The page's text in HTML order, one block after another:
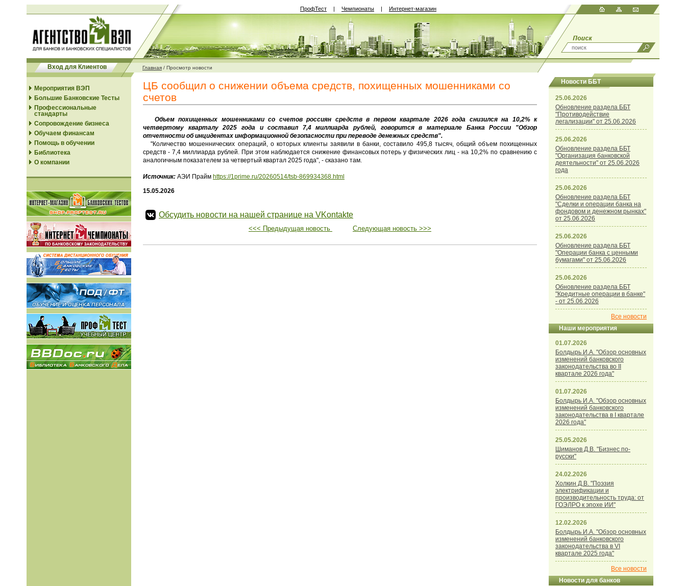
ПрофТест | Чемпионаты | Интернет-магазин
Вход для Клиентов Главная / Просмотр новости
Мероприятия ВЭП
Большие Банковские Тесты
Профессиональные
стандарты
Сопровождение бизнеса
Обучаем финансам
Помощь в обучении
Библиотека
О компании
ЦБ сообщил о снижении объема средств, похищенных мошенниками со
счетов
Объем похищенных мошенниками со счетов россиян средств в первом квартале 2026 года снизился на 10,2% к
четвертому кварталу 2025 года и составил 7,4 миллиарда рублей, говорится в материале Банка России "Обзор
отчетности об инцидентах информационной безопасности при переводе денежных средств".
"Количество мошеннических операций, о которых клиенты заявили в банки, составило 495,8 тысяч, общий объем похищенных
средств - 7,4 миллиарда рублей. При этом наблюдается снижение финансовых потерь у физических лиц - на 10,2% по сравнению с
аналогичным показателем за четвертый квартал 2025 года", - сказано там.
Источник: АЭИ Прайм https://1prime.ru/20260514/tsb-869934368.html
15.05.2026
Обсудить новости на нашей странице на VKontakte
<<< Предыдущая новость Следующая новость >>>
Новости ББТ
25.06.2026
Обновление раздела ББТ
"Противодействие
легализации" от 25.06.2026
25.06.2026
Обновление раздела ББТ
"Организация банковской
деятельности" от 25.06.2026
года
25.06.2026
Обновление раздела ББТ
"Сделки и операции банка на
фондовом и денежном рынках"
от 25.06.2026
25.06.2026
Обновление раздела ББТ
"Операции банка с ценными
бумагами" от 25.06.2026
25.06.2026
Обновление раздела ББТ
"Кредитные операции в банке"
- от 25.06.2026
Все новости
Наши мероприятия
01.07.2026
Болдырь И.А. "Обзор основных
изменений банковского
законодательства во II
квартале 2026 года"
01.07.2026
Болдырь И.А. "Обзор основных
изменений банковского
законодательства в I квартале
2026 года"
25.05.2026
Шиманов Д.В. "Бизнес по-
русски"
24.02.2026
Холкин Д.В. "Поэзия
электрификации и
производительность труда: от
ГОЭЛРО к эпохе ИИ"
12.02.2026
Болдырь И.А. "Обзор основных
изменений банковского
законодательства в VI
квартале 2025 года"
Все новости
Новости для банков